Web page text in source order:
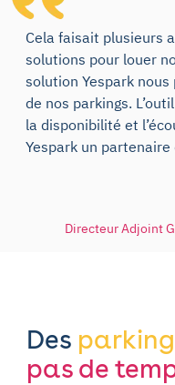
Cela faisait plusieurs
solutions pour louer
solution Yespark
de nos parkings.
la disponibilité et
Yespark un partenaire
Directeur Adjoint
Des
pas de